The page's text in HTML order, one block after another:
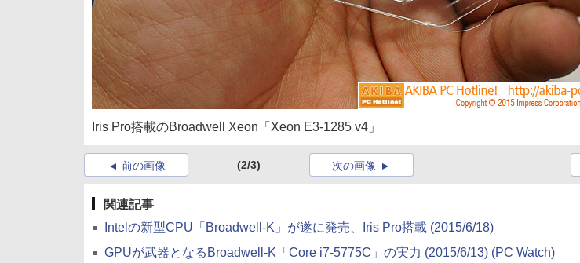
Iris Pro搭載のBroadwell Xeon「Xeon E3-1285 v4」
前の画像 (2/3) 次の画像
関連記事
Intelの新型CPU「Broadwell-K」が遂に発売、Iris Pro搭載 (2015/6/18)
GPUが武器となるBroadwell-K「Core i7-5775C」の実力 (2015/6/13) (PC Watch)